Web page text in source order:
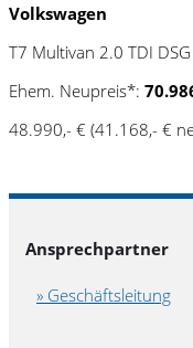
Volkswagen
T7 Multivan 2.0 TDI
Ehem. Neupreis*:
48.990,- € (41.168,- €
Ansprechpartner
» Geschäftsleitung